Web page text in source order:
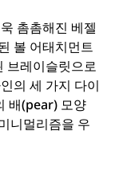
촘촘해진 베젤
볼 어태치먼트
브레이슬릿으로
의 세 가지 다이
배(pear) 모양
니멀리즘을 우